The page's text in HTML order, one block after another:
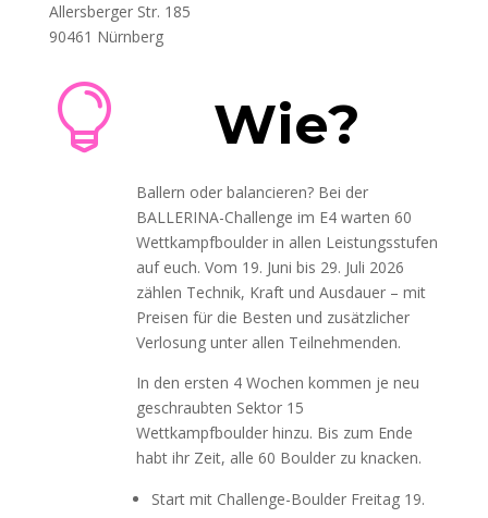
Allersberger Str. 185
90461 Nürnberg
 Wie?
Ballern oder balancieren? Bei der
BALLERINA-Challenge im E4 warten 60
Wettkampfboulder in allen Leistungsstufen
auf euch. Vom 19. Juni bis 29. Juli 2026
zählen Technik, Kraft und Ausdauer – mit
Preisen für die Besten und zusätzlicher
Verlosung unter allen Teilnehmenden.
In den ersten 4 Wochen kommen je neu
geschraubten Sektor 15
Wettkampfboulder hinzu. Bis zum Ende
habt ihr Zeit, alle 60 Boulder zu knacken.
Start mit Challenge-Boulder Freitag 19.